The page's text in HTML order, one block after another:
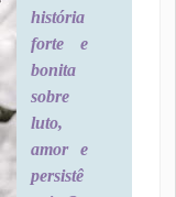
história
forte e
bonita
sobre
luto,
amor e
persistê